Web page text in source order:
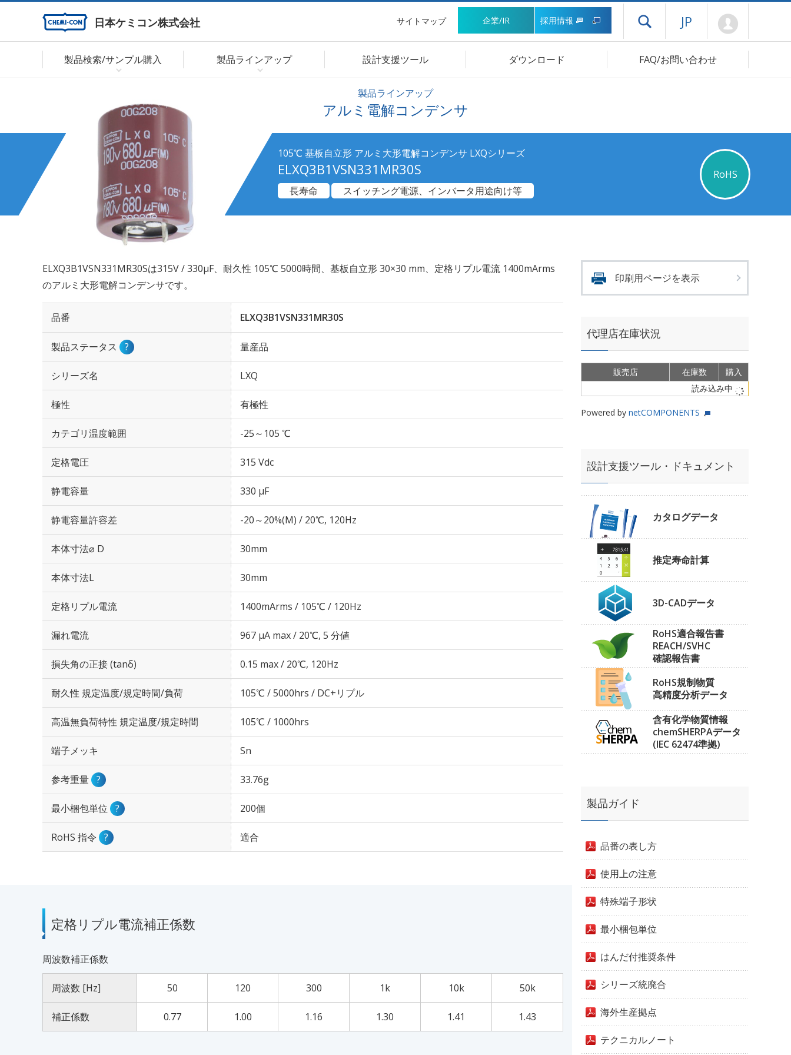
日本ケミコン株式会社 サイトマップ 企業/IR 採用情報 ドロワーメニューを開く
JP
製品検索/サンプル購入 製品ラインアップ 設計支援ツール ダウンロード FAQ/お問い合わせ
製品ラインアップ
アルミ電解コンデンサ
105℃ 基板自立形 アルミ大形電解コンデンサ LXQシリーズ
ELXQ3B1VSN331MR30S
RoHS
長寿命
スイッチング電源、インバータ用途向け等
ELXQ3B1VSN331MR30Sは315V / 330µF、耐久性 105℃ 5000時間、基板自立形 30×30 mm、定格リプル電流 1400mArms
のアルミ大形電解コンデンサです。
品番 ELXQ3B1VSN331MR30S
製品ステータス ? 量産品
シリーズ名 LXQ
極性 有極性
カテゴリ温度範囲 -25～105 ℃
定格電圧 315 Vdc
静電容量 330 µF
静電容量許容差 -20～20%(M) / 20℃, 120Hz
本体寸法⌀ D 30mm
本体寸法L 30mm
定格リプル電流 1400mArms / 105℃ / 120Hz
漏れ電流 967 μA max / 20℃, 5 分値
損失角の正接 (tanδ) 0.15 max / 20℃, 120Hz
耐久性 規定温度/規定時間/負荷 105℃ / 5000hrs / DC+リプル
高温無負荷特性 規定温度/規定時間 105℃ / 1000hrs
端子メッキ Sn
参考重量 ? 33.76g
最小梱包単位 ? 200個
RoHS 指令 ? 適合
定格リプル電流補正係数
周波数補正係数
周波数 [Hz] 50 120 300 1k 10k 50k
補正係数 0.77 1.00 1.16 1.30 1.41 1.43
印刷用ページを表示
代理店在庫状況
販売店 在庫数
購入
読み込み中
Powered by netCOMPONENTS
設計支援ツール・ドキュメント
カタログデータ
推定寿命計算
3D-CADデータ
RoHS適合報告書
REACH/SVHC
確認報告書
RoHS規制物質
高精度分析データ
含有化学物質情報
chemSHERPAデータ
(IEC 62474準拠)
製品ガイド
品番の表し方
使用上の注意
特殊端子形状
最小梱包単位
はんだ付推奨条件
シリーズ統廃合
海外生産拠点
テクニカルノート